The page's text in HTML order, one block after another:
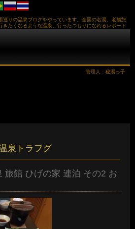
巡りの温泉ブログをやっています。全国の名湯、老舗旅
たくなるような温泉、行ったつもりになれるレポート
管理人：秘湯っ子
泉トラフグ
旅館 ひげの家 連泊 その2 お